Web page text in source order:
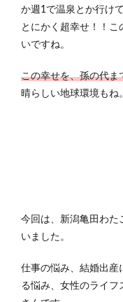
か週1で温泉とか行け
とにかく超幸せ！！
いですね。
この幸せを、孫の代ま
晴らしい地球環境もね。
今回は、新潟亀田わた
いました。
仕事の悩み、結婚出産
る悩み、女性のライフ